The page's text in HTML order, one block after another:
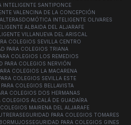
INTELIGENTE SANTIPONCE
VALENCINA DE LA CONCEPCIÓN
DOMÓTICA INTELIGENTE OLIVARES
ALBAIDA DEL ALJARAFE
VILLANUEVA DEL ARISCAL
COLEGIOS SEVILLA CENTRO
PARA COLEGIOS TRIANA
COLEGIOS LOS REMEDIOS
PARA COLEGIOS NERVIÓN
COLEGIOS LA MACARENA
COLEGIOS SEVILLA ESTE
COLEGIOS BELLAVISTA
COLEGIOS DOS HERMANAS
COLEGIOS ALCALÁ DE GUADAÍRA
MAIRENA DEL ALJARAFE
SEGURIDAD PARA COLEGIOS TOMARES
SEGURIDAD PARA COLEGIOS GINES